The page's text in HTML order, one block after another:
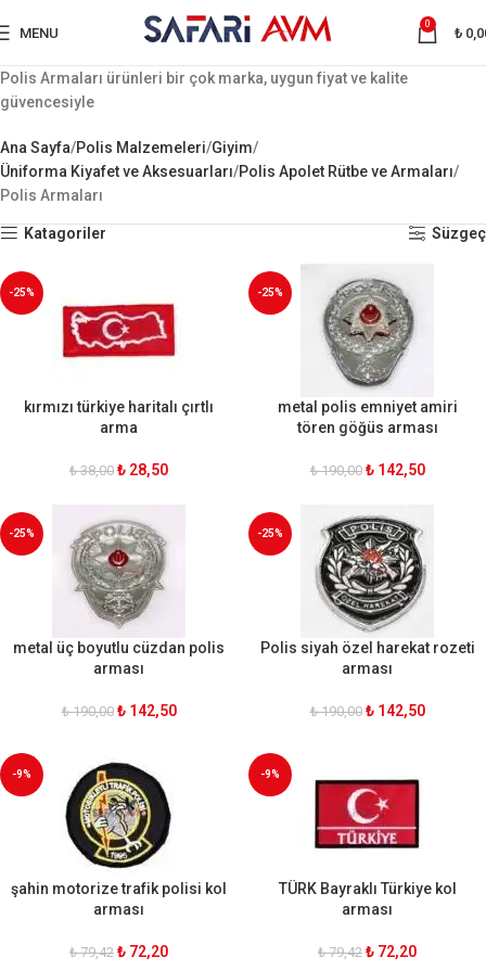
MENU
0
₺
Polis Armaları ürünleri bir çok marka, uygun fiyat ve kalite
güvencesiyle
Ana Sayfa Polis Malzemeleri Giyim
Üniforma Kiyafet ve Aksesuarları Polis Apolet Rütbe ve Armaları
Polis Armaları
Katagoriler Süzgeç
-25%
kırmızı türkiye haritalı çırtlı
arma
₺38,00 ₺ 28,50
-25%
metal polis emniyet amiri
tören göğüs arması
₺190,00 ₺142,50
-25%
metal üç boyutlu cüzdan polis
arması
₺190,00 ₺142,50
-25%
Polis siyah özel harekat rozeti
arması
₺190,00 ₺142,50
-9%
şahin motorize trafik polisi kol
arması
₺79,42 ₺ 72,20
-9%
TÜRK Bayraklı Türkiye kol
arması
₺79,42 ₺ 72,20